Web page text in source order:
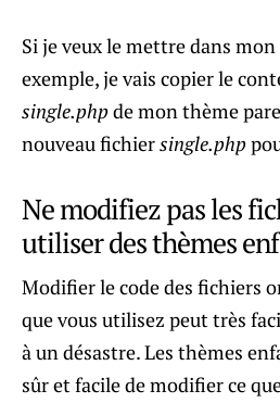
Si je veux le mettre dans
exemple, je vais copier le
single.phpde mon thème
nouveau fichiersingle.php
Ne modifiez pas les
utiliser des thèmes
Modifier le code des fichiers
que vous utilisez peut très
à un désastre. Les thèmes
sûr et facile de modifier ce